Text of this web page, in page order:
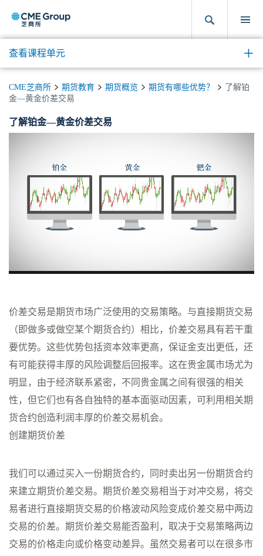
查看课程单元
CME芝商所 期货教育 期货概览 期货有哪些优势？
了解铂
金—黄金价差交易
了解铂金—黄金价差交易
价差交易是期货市场广泛使用的交易策略。与直接期货交易
（即做多或做空某个期货合约）相比，价差交易具有若干重
要优势。这些优势包括资本效率更高，保证金支出更低，还
有可能获得丰厚的风险调整后回报率。这在贵金属市场尤为
明显，由于经济联系紧密，不同贵金属之间有很强的相关
性，但它们也有各自独特的基本面驱动因素，可利用相关期
货合约创造利润丰厚的价差交易机会。
创建期货价差
我们可以通过买入一份期货合约，同时卖出另一份期货合约
来建立期货价差交易。期货价差交易相当于对冲交易，将交
易者进行直接期货交易的价格波动风险变成价差交易中两边
交易的价差。期货价差交易能否盈利，取决于交易策略两边
交易的价格走向或价格变动差异。虽然交易者可以在很多市